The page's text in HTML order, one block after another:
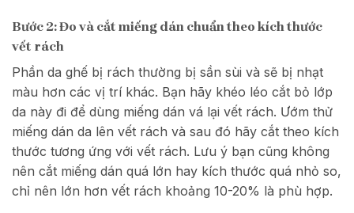
Bước 2: Đo và cắt miếng dán chuẩn theo kích thước
vết rách
Phần da ghế bị rách thường bị sần sùi và sẽ bị nhạt
màu hơn các vị trí khác. Bạn hãy khéo léo cắt bỏ lớp
da này đi để dùng miếng dán vá lại vết rách. Ướm thử
miếng dán da lên vết rách và sau đó hãy cắt theo kích
thước tương ứng với vết rách. Lưu ý bạn cũng không
nên cắt miếng dán quá lớn hay kích thước quá nhỏ so,
chỉ nên lớn hơn vết rách khoảng 10-20% là phù hợp.